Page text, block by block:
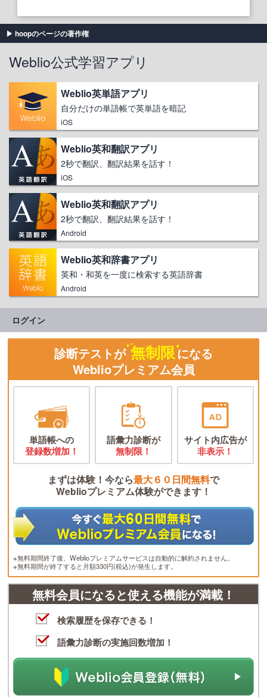
hoopのページの著作権
Weblio公式学習アプリ
Weblio英単語アプリ
自分だけの単語帳で英単語を暗記
iOS
Weblio英和翻訳アプリ
2秒で翻訳、翻訳結果を話す！
iOS
Weblio英和翻訳アプリ
2秒で翻訳、翻訳結果を話す！
Android
Weblio英和辞書アプリ
英和・和英を一度に検索する英語辞書
Android
ログイン
診断テストが 無制限になる
Weblioプレミアム会員
単語帳への
登録数増加！
語彙力診断が
無制限！
サイト内広告が
非表示！
まずは体験！今なら最大６０日間無料で
Weblioプレミアム体験ができます！
※無料期間終了後、Weblioプレミアムサービスは自動的に解約されません。
※無料期間が終了すると月額330円(税込)が発生します。
無料会員になると使える機能が満載！
検索履歴を保存できる！
語彙力診断の実施回数増加！